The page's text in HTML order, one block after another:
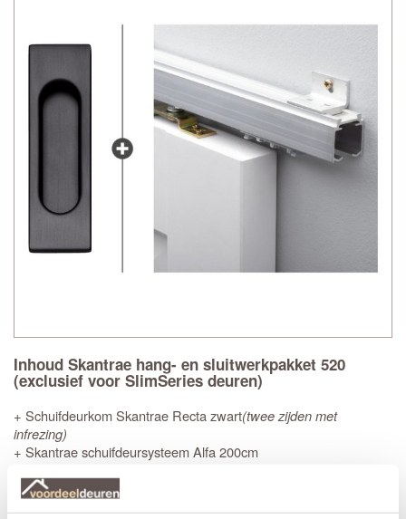
Inhoud Skantrae hang- en sluitwerkpakket 520
(exclusief voor SlimSeries deuren)
+ Schuifdeurkom Skantrae Recta zwart(twee zijden met
infrezing)
+ Skantrae schuifdeursysteem Alfa 200cm